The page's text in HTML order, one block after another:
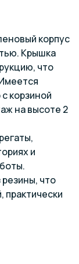
корпус
Крышка
что
корзиной
на высоте 2
и
что
практически